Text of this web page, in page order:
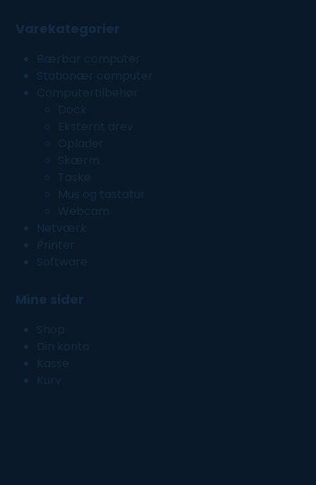
Varekategorier
Bærbar computer
Stationær computer
Computertilbehør
Dock
Eksternt drev
Oplader
Skærm
Taske
Mus og tastatur
Webcam
Netværk
Printer
Software
Mine sider
Shop
Din konto
Kasse
Kurv